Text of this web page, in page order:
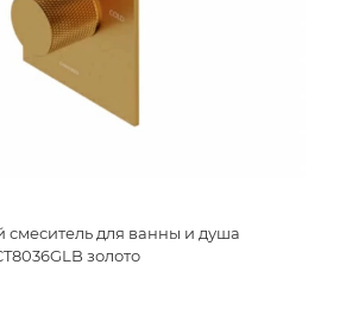
смеситель для ванны и душа
золото